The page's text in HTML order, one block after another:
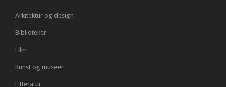
Arkitektur og design
Biblioteker
Film
Kunst og museer
Litteratur